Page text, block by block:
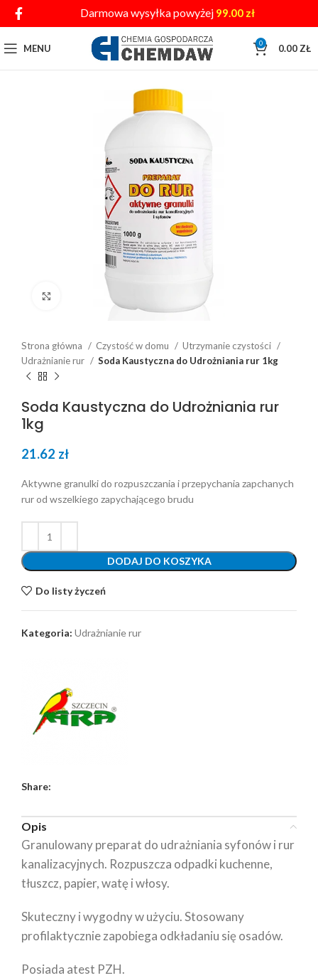
Darmowa wysyłka powyżej 99.00 zł
MENU 0 0.00 ZŁ
Click to enlarge
Strona główna Czystość w domu
Utrzymanie czystości
Udrażnianie rur
Soda Kaustyczna do Udrożniania rur 1kg
Soda Kaustyczna do Udrożniania rur
1kg
21.62 zł
Aktywne granulki do rozpuszczania i przepychania zapchanych
rur od wszelkiego zapychającego brudu
DODAJ DO KOSZYKA
Do listy życzeń
Kategoria: Udrażnianie rur
Share:
Opis
Granulowany preparat do udrażniania syfonów i rur
kanalizacyjnych. Rozpuszcza odpadki kuchenne,
tłuszcz, papier, watę i włosy.
Skuteczny i wygodny w użyciu. Stosowany
profilaktycznie zapobiega odkładaniu się osadów.
Posiada atest PZH.